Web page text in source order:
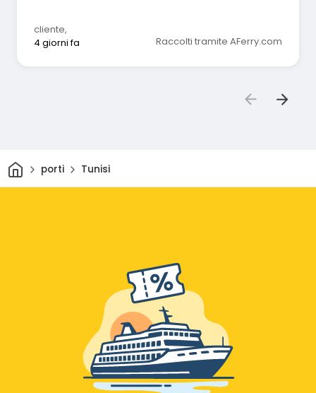
cliente,
4 giorni fa
Raccolti tramite AFerry.com
Casaporti Tunisi